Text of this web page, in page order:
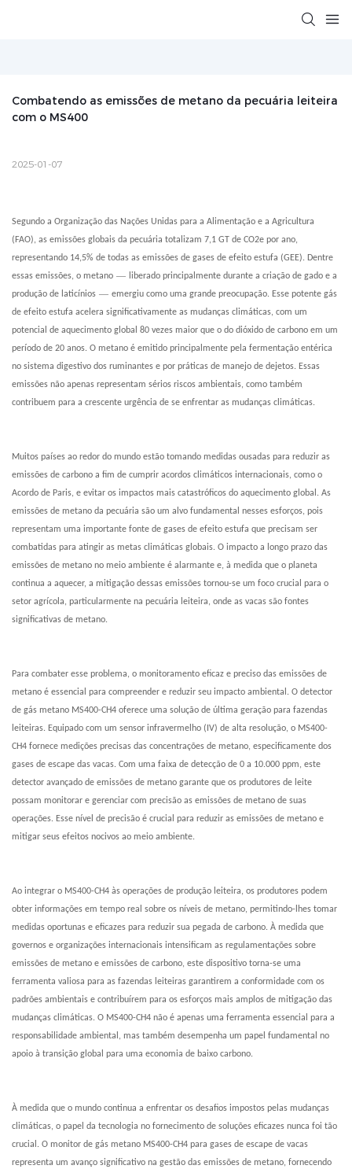
Combatendo as emissões de metano da pecuária leiteira
com o MS400
2025-01-07
Segundo a Organização das Nações Unidas para a Alimentação e a Agricultura
(FAO), as emissões globais da pecuária totalizam 7,1 GT de CO2e por ano,
representando 14,5% de todas as emissões de gases de efeito estufa (GEE). Dentre
essas emissões, o metano —
liberado principalmente durante a criação de gado e a
produção de laticínios — emergiu como uma grande preocupação. Esse potente gás
de efeito estufa acelera significativamente as mudanças climáticas, com um
potencial de aquecimento global 80 vezes maior que o do dióxido de carbono em um
período de 20 anos. O metano é emitido principalmente pela fermentação entérica
no sistema digestivo dos ruminantes e por práticas de manejo de dejetos. Essas
emissões não apenas representam sérios riscos ambientais, como também
contribuem para a crescente urgência de se enfrentar as mudanças climáticas.
Muitos países ao redor do mundo estão tomando medidas ousadas para reduzir as
emissões de carbono a fim de cumprir acordos climáticos internacionais, como o
Acordo de Paris, e evitar os impactos mais catastróficos do aquecimento global. As
emissões de metano da pecuária são um alvo fundamental nesses esforços, pois
representam uma importante fonte de gases de efeito estufa que precisam ser
combatidas para atingir as metas climáticas globais. O impacto a longo prazo das
emissões de metano no meio ambiente é alarmante e, à medida que o planeta
continua a aquecer, a mitigação dessas emissões tornou-se um foco crucial para o
setor agrícola, particularmente na pecuária leiteira, onde as vacas são fontes
significativas de metano.
Para combater esse problema, o monitoramento eficaz e preciso das emissões de
metano é essencial para compreender e reduzir seu impacto ambiental. O detector
de gás metano MS400-CH4 oferece uma solução de última geração para fazendas
leiteiras. Equipado com um sensor infravermelho (IV) de alta resolução, o MS400-
CH4 fornece medições precisas das concentrações de metano, especificamente dos
gases de escape das vacas. Com uma faixa de detecção de 0 a 10.000 ppm, este
detector avançado de emissões de metano garante que os produtores de leite
possam monitorar e gerenciar com precisão as emissões de metano de suas
operações. Esse nível de precisão é crucial para reduzir as emissões de metano e
mitigar seus efeitos nocivos ao meio ambiente.
Ao integrar o MS400-CH4 às operações de produção leiteira, os produtores podem
obter informações em tempo real sobre os níveis de metano, permitindo-lhes tomar
medidas oportunas e eficazes para reduzir sua pegada de carbono. À medida que
governos e organizações internacionais intensificam as regulamentações sobre
emissões de metano e emissões de carbono, este dispositivo torna-se uma
ferramenta valiosa para as fazendas leiteiras garantirem a conformidade com os
padrões ambientais e contribuírem para os esforços mais amplos de mitigação das
mudanças climáticas. O MS400-CH4 não é apenas uma ferramenta essencial para a
responsabilidade ambiental, mas também desempenha um papel fundamental no
apoio à transição global para uma economia de baixo carbono.
À medida que o mundo continua a enfrentar os desafios impostos pelas mudanças
climáticas, o papel da tecnologia no fornecimento de soluções eficazes nunca foi tão
crucial. O monitor de gás metano MS400-CH4 para gases de escape de vacas
representa um avanço significativo na gestão das emissões de metano, fornecendo